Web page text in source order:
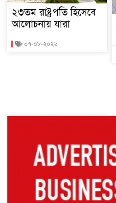
২৩তম রাষ্ট্রপতি হিসেবে
আলোচনায় যারা
০৭-০৮-২০২৬